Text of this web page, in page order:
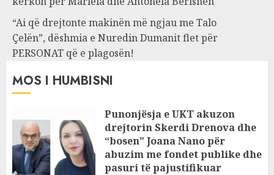
“Ai që drejtonte makinën më ngjau me Talo
Çelën”, dëshmia e Nuredin Dumanit flet për
PERSONAT që e plagosën!
MOS I HUMBISNI
Punonjësja e UKT akuzon
drejtorin Skerdi Drenova dhe
“bosen” Joana Nano për
abuzim me fondet publike dhe
pasuri të pajustifikuar